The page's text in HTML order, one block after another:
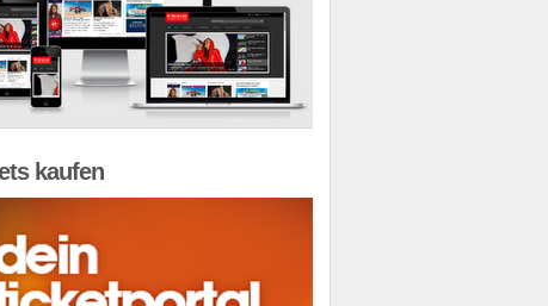
kaufen